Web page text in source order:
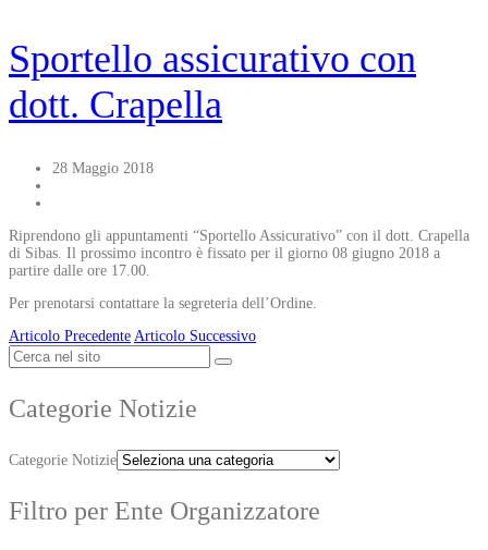
Sportello assicurativo con
dott. Crapella
28 Maggio 2018
Riprendono gli appuntamenti “Sportello Assicurativo” con il dott. Crapella
di Sibas. Il prossimo incontro è fissato per il giorno 08 giugno 2018 a
partire dalle ore 17.00.
Per prenotarsi contattare la segreteria dell’Ordine.
Articolo Precedente Articolo Successivo
Categorie Notizie
Categorie Notizie
Filtro per Ente Organizzatore